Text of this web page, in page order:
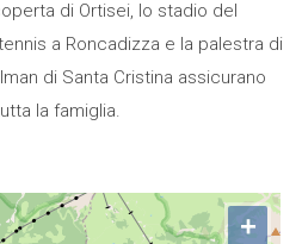
di Ortisei, lo stadio del
a Roncadizza e la palestra di
di Santa Cristina assicurano
la famiglia.
+